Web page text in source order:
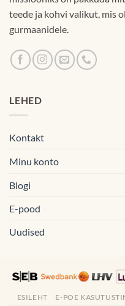
teede ja kohvi valikut, mis
gurmaanidele.
LEHED
Kontakt
Minu konto
Blogi
E-pood
Uudised
ESILEHT E-POE